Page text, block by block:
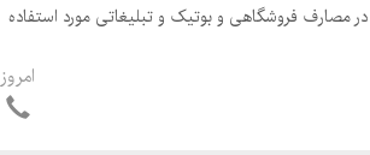
مصارف فروشگاهی و بوتیک و تبلیغاتی مورد استفاده
امروز